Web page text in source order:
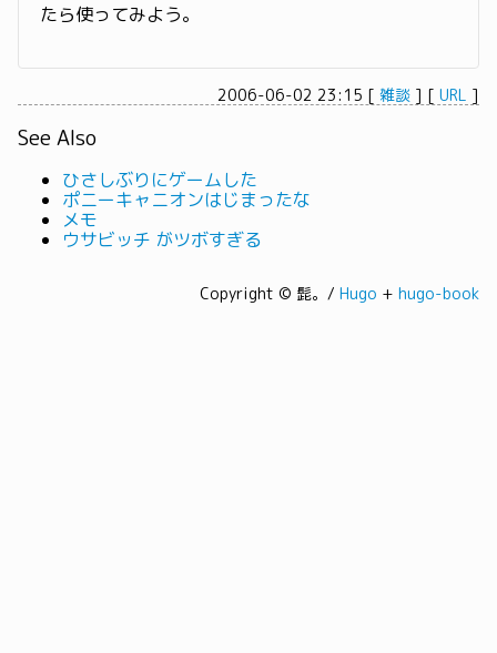
たら使ってみよう。
2006-06-02 23:15 [ 雑談 ] [ URL ]
See Also
ひさしぶりにゲームした
ポニーキャニオンはじまったな
メモ
ウサビッチ がツボすぎる
Copyright © 髭。/ Hugo + hugo-book